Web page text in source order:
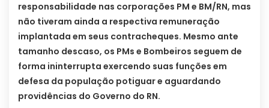
responsabilidade nas corporações PM e BM/RN, mas
não tiveram ainda a respectiva remuneração
implantada em seus contracheques. Mesmo ante
tamanho descaso, os PMs e Bombeiros seguem de
forma ininterrupta exercendo suas funções em
defesa da população potiguar e aguardando
providências do Governo do RN.